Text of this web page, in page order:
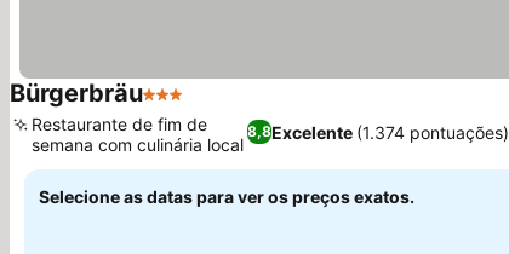
Bürgerbräu3 Estrelas
8,8Excelente (1.374 pontuações)
Restaurante de fim de
semana com culinária local
Selecione as datas para ver os preços exatos.